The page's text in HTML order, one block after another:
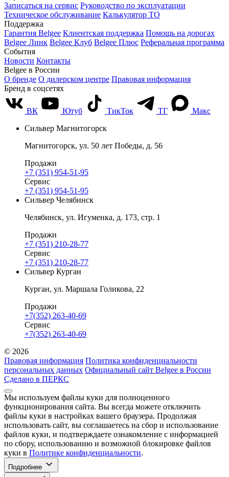
Записаться на сервис Руководство по эксплуатации
Техническое обслуживание Калькулятор ТО
Поддержка
Гарантия Belgee Клиентская поддержка Помощь на дорогах
Belgee Линк Belgee Клуб Belgee Плюс Реферальная программа
События
Новости Контакты
Belgee в России
О бренде О дилерском центре Правовая информация
Бренд в соцсетях
ВК Ютуб ТикТок ТГ
Макс
Сильвер Магнитогорск
Магнитогорск, ул. 50 лет Победы, д. 56
Продажи
+7 (351) 954-51-95
Сервис
+7 (351) 954-51-95
Сильвер Челябинск
Челябинск, ул. Игуменка, д. 173, стр. 1
Продажи
+7 (351) 210-28-77
Сервис
+7 (351) 210-28-77
Сильвер Курган
Курган, ул. Маршала Голикова, 22
Продажи
+7(352) 263-40-69
Сервис
+7(352) 263-40-69
© 2026
Правовая информация Политика конфиденциальности
персональных данных Официальный сайт Belgee в России
Сделано в ПЕРКС
Мы используем файлы куки для полноценного
функционирования сайта. Вы всегда можете отключить
файлы куки в настройках вашего браузера. Продолжая
использовать сайт, вы соглашаетесь на сбор и использование
файлов куки, и подтверждаете ознакомление с информацией
по сбору, использованию и возможной блокировке файлов
куки в Политике конфиденциальности.
Подробнее